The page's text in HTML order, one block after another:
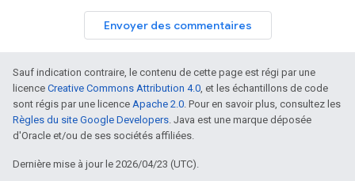
Envoyer des commentaires
Sauf indication contraire, le contenu de cette page est régi par une
licence Creative Commons Attribution 4.0, et les échantillons de code
sont régis par une licence Apache 2.0. Pour en savoir plus, consultez les
Règles du site Google Developers. Java est une marque déposée
d'Oracle et/ou de ses sociétés affiliées.
Dernière mise à jour le 2026/04/23 (UTC).